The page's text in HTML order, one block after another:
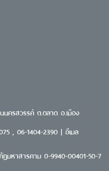
ครสวรรค์ ต.ตลาด อ.เมือง
, 06-1404-2390 | อีเมล
ฏมหาสารคาม 0-9940-00401-50-7